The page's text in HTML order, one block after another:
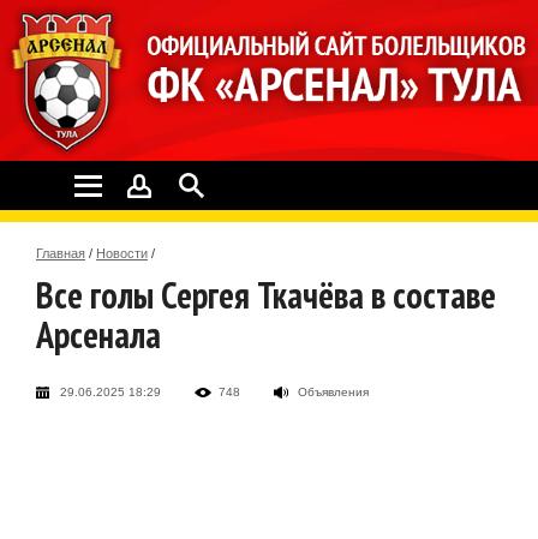
Главная / Новости /
Все голы Сергея Ткачёва в составе
Арсенала
29.06.2025 18:29 748 Объявления